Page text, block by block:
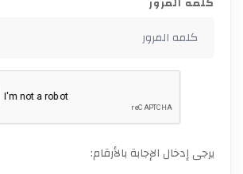
يرجى إدخال الإجابة بالأرقام: